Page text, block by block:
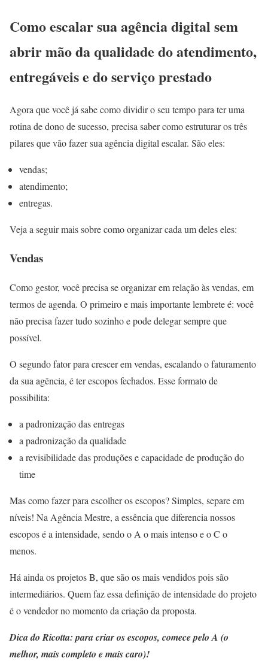
Como escalar sua agência digital sem
abrir mão da qualidade do atendimento,
entregáveis e do serviço prestado
Agora que você já sabe como dividir o seu tempo para ter uma
rotina de dono de sucesso, precisa saber como estruturar os três
pilares que vão fazer sua agência digital escalar. São eles:
vendas;
atendimento;
entregas.
Veja a seguir mais sobre como organizar cada um deles eles:
Vendas
Como gestor, você precisa se organizar em relação às vendas, em
termos de agenda. O primeiro e mais importante lembrete é: você
não precisa fazer tudo sozinho e pode delegar sempre que
possível.
O segundo fator para crescer em vendas, escalando o faturamento
da sua agência, é ter escopos fechados. Esse formato de
possibilita:
a padronização das entregas
a padronização da qualidade
a revisibilidade das produções e capacidade de produção do
time
Mas como fazer para escolher os escopos? Simples, separe em
níveis! Na Agência Mestre, a essência que diferencia nossos
escopos é a intensidade, sendo o A o mais intenso e o C o
menos.
Há ainda os projetos B, que são os mais vendidos pois são
intermediários. Quem faz essa definição de intensidade do projeto
é o vendedor no momento da criação da proposta.
Dica do Ricotta: para criar os escopos, comece pelo A (o
melhor, mais completo e mais caro)!